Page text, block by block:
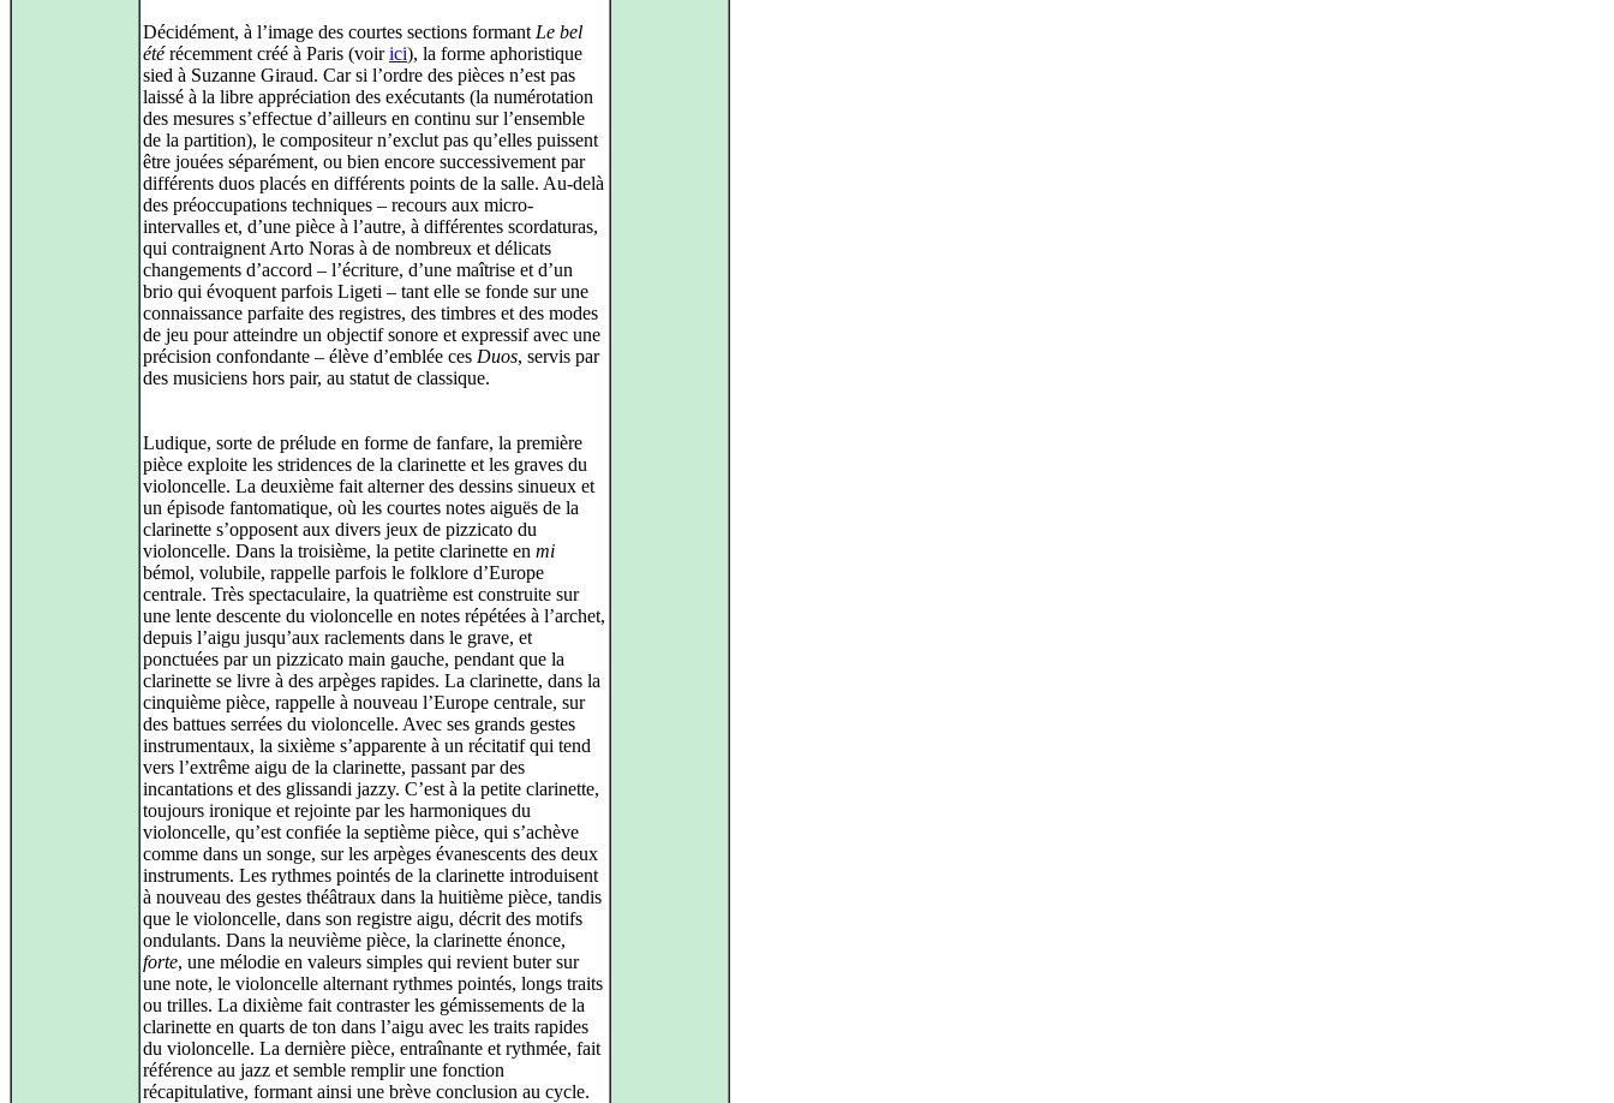
Décidément, à l’image des courtes sections formant Le bel
étérécemment créé à Paris (voirici), la forme aphoristique
sied à Suzanne Giraud. Car si l’ordre des pièces n’est pas
laissé à la libre appréciation des exécutants (la numérotation
des mesures s’effectue d’ailleurs en continu sur l’ensemble
de la partition), le compositeur n’exclut pas qu’elles puissent
être jouées séparément, ou bien encore successivement par
différents duos placés en différents points de la salle. Au-delà
des préoccupations techniques – recours aux micro-
intervalles et, d’une pièce à l’autre, à différentes scordaturas,
qui contraignent Arto Noras à de nombreux et délicats
changements d’accord – l’écriture, d’une maîtrise et d’un
brio qui évoquent parfois Ligeti – tant elle se fonde sur une
connaissance parfaite des registres, des timbres et des modes
de jeu pour atteindre un objectif sonore et expressif avec une
précision confondante – élève d’emblée ces Duos, servis par
des musiciens hors pair, au statut de classique.
Ludique, sorte de prélude en forme de fanfare, la première
pièce exploite les stridences de la clarinette et les graves du
violoncelle. La deuxième fait alterner des dessins sinueux et
un épisode fantomatique, où les courtes notes aiguës de la
clarinette s’opposent aux divers jeux de pizzicato du
violoncelle. Dans la troisième, la petite clarinette en mi
bémol, volubile, rappelle parfois le folklore d’Europe
centrale. Très spectaculaire, la quatrième est construite sur
une lente descente du violoncelle en notes répétées à l’archet,
depuis l’aigu jusqu’aux raclements dans le grave, et
ponctuées par un pizzicato main gauche, pendant que la
clarinette se livre à des arpèges rapides. La clarinette, dans la
cinquième pièce, rappelle à nouveau l’Europe centrale, sur
des battues serrées du violoncelle. Avec ses grands gestes
instrumentaux, la sixième s’apparente à un récitatif qui tend
vers l’extrême aigu de la clarinette, passant par des
incantations et des glissandi jazzy. C’est à la petite clarinette,
toujours ironique et rejointe par les harmoniques du
violoncelle, qu’est confiée la septième pièce, qui s’achève
comme dans un songe, sur les arpèges évanescents des deux
instruments. Les rythmes pointés de la clarinette introduisent
à nouveau des gestes théâtraux dans la huitième pièce, tandis
que le violoncelle, dans son registre aigu, décrit des motifs
ondulants. Dans la neuvième pièce, la clarinette énonce,
forte, une mélodie en valeurs simples qui revient buter sur
une note, le violoncelle alternant rythmes pointés, longs traits
ou trilles. La dixième fait contraster les gémissements de la
clarinette en quarts de ton dans l’aigu avec les traits rapides
du violoncelle. La dernière pièce, entraînante et rythmée, fait
référence au jazz et semble remplir une fonction
récapitulative, formant ainsi une brève conclusion au cycle.